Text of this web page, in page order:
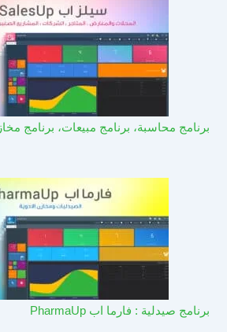
برنامج محاسبة، برنامج مبيعات، برنامج
برنامج صيدلية : فارما اب PharmaUp​